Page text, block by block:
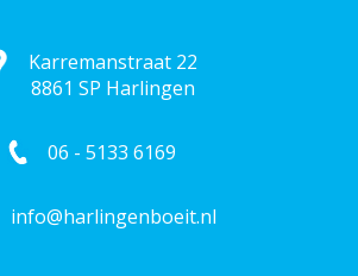
Karremanstraat 22
8861 SP Harlingen
06 - 5133 6169
info@harlingenboeit.nl